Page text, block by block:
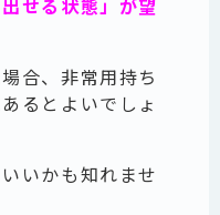
せる状態」が望
合、非常用持ち
るとよいでしょ
いかも知れませ